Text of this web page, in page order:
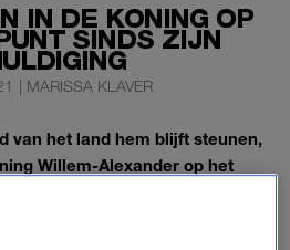
IN DE KONING OP
SINDS ZIJN
| MARISSA KLAVER
van het land hem blijft steunen,
Willem-Alexander op het
met de omstreden vakantie naar